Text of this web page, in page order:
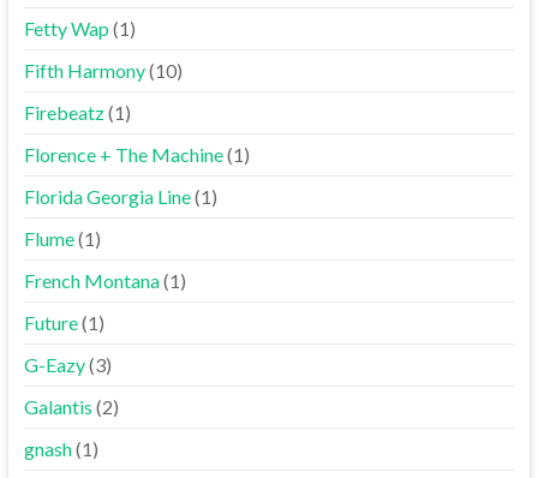
Fetty Wap (1)
Fifth Harmony(10)
Firebeatz(1)
Florence + The Machine(1)
Florida Georgia Line(1)
Flume(1)
French Montana(1)
Future(1)
G-Eazy(3)
Galantis (2)
gnash(1)